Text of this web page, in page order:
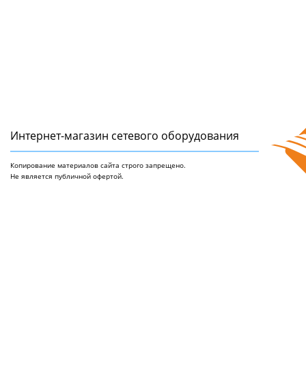
Интернет-магазин сетeвого оборудования
Копирование материалов сайта строго запрещено.
Не является публичной офертой.